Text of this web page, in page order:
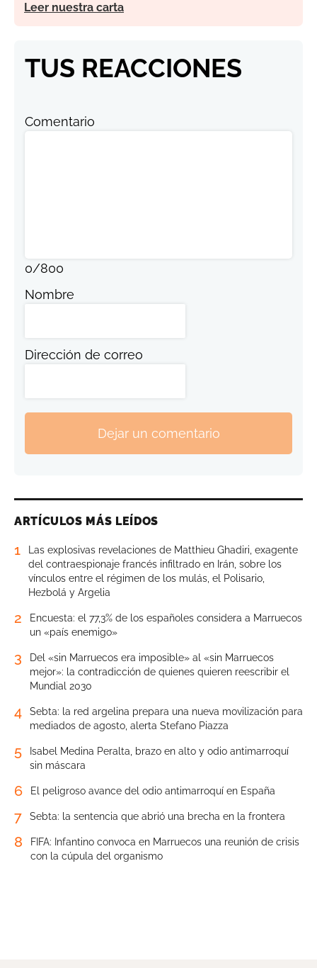
Leer nuestra carta
TUS REACCIONES
Comentario
0/800
Nombre
Dirección de correo
Dejar un comentario
ARTÍCULOS MÁS LEÍDOS
1
Las explosivas revelaciones de Matthieu Ghadiri, exagente
del contraespionaje francés infiltrado en Irán, sobre los
vínculos entre el régimen de los mulás, el Polisario,
Hezbolá y Argelia
2
Encuesta: el 77,3% de los españoles considera a Marruecos
un «país enemigo»
3
Del «sin Marruecos era imposible» al «sin Marruecos
mejor»: la contradicción de quienes quieren reescribir el
Mundial 2030
4
Sebta: la red argelina prepara una nueva movilización para
mediados de agosto, alerta Stefano Piazza
5
Isabel Medina Peralta, brazo en alto y odio antimarroquí
sin máscara
6 El peligroso avance del odio antimarroquí en España
7 Sebta: la sentencia que abrió una brecha en la frontera
8
FIFA: Infantino convoca en Marruecos una reunión de crisis
con la cúpula del organismo